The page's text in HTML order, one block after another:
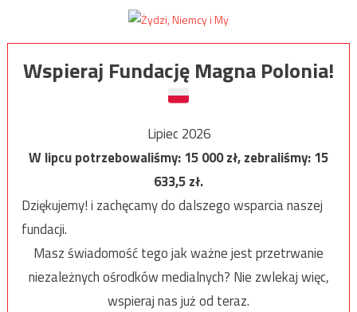
Wspieraj Fundację Magna Polonia!
Lipiec 2026
W lipcu potrzebowaliśmy:15 000zł, zebraliśmy:15
633,5zł.
Dziękujemy! i zachęcamy do dalszego wsparcia naszej
fundacji.
Masz świadomość tego jak ważne jest przetrwanie
niezależnych ośrodków medialnych? Nie zwlekaj więc,
wspieraj nas już od teraz.